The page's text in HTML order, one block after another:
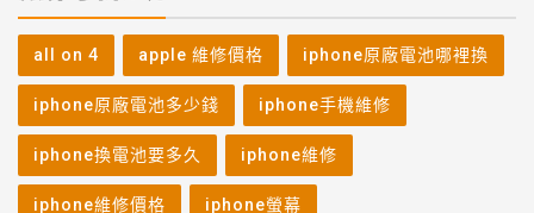
all on 4 apple 維修價格 iphone原廠電池哪裡換
iphone原廠電池多少錢 iphone手機維修
iphone換電池要多久 iphone維修
iphone維修價格 iphone螢幕